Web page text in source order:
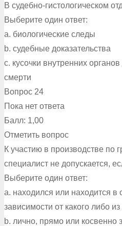
В судебно-гистологическом
Выберите один ответ:
a. биологические следы
b. судебные доказательства
c. кусочки внутренних
смерти
Вопрос 24
Пока нет ответа
Балл: 1,00
Отметить вопрос
К участию в производстве по
специалист не допускается,
Выберите один ответ:
a. находился или находится в
зависимости от какого либо
b. лично, прямо или косвенно